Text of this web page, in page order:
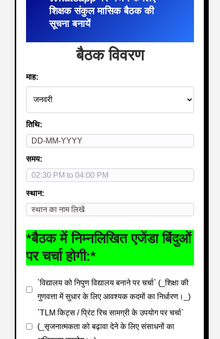
शिक्षक संकुल मासिक बैठक की
सूचना बनायें
बैठक विवरण
माह:
तिथि:
समय:
स्थान:
*बैठक में निम्नलिखित एजेंडा बिंदुओं
पर चर्चा होगी:*
`विद्यालय को निपुण विद्यालय बनाने पर चर्चा` (_शिक्षा की
गुणवत्ता में सुधार के लिए आवश्यक कदमों का निर्धारण।_)
`TLM किट्स / प्रिंट रिच सामग्री के उपयोग पर चर्चा`
(_सृजनात्मकता को बढ़ावा देने के लिए संसाधनों का